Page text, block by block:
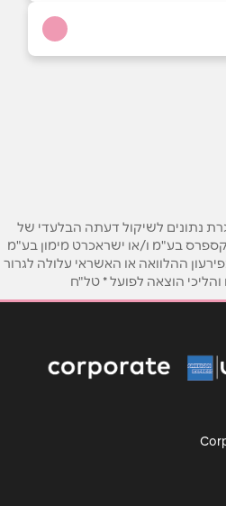
נתונים לשיקול דעתה הבלעדי של
בע"מ ו/או ישראכרט מימון בע"מ
ההלוואה או האשראי עלולה לגרור
והליכי הוצאה לפועל * טל"ח